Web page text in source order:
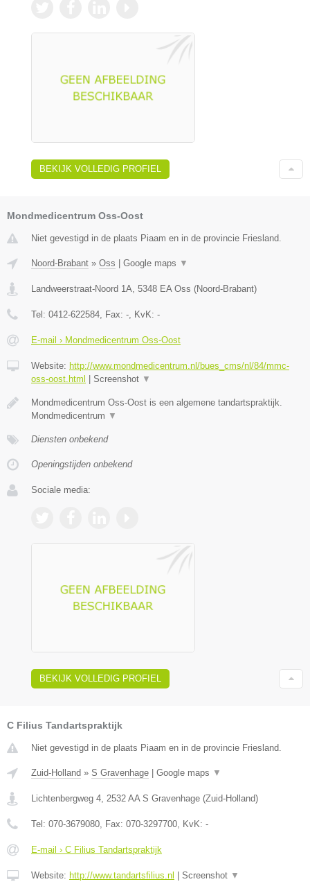
BEKIJK VOLLEDIG PROFIEL
Mondmedicentrum Oss-Oost
Niet gevestigd in de plaats Piaam en in de provincie Friesland.
Noord-Brabant » Oss | Google maps ▼
Landweerstraat-Noord 1A 5348 EA Oss (Noord-Brabant)
Tel: 0412-622584 , Fax: - , KvK: -
E-mail › Mondmedicentrum Oss-Oost
Website: http://www.mondmedicentrum.nl/bues_cms/nl/84/mmc-
oss-oost.html | Screenshot ▼
Mondmedicentrum Oss-Oost is een algemene tandartspraktijk.
Mondmedicentrum ▼
Diensten onbekend
Openingstijden onbekend
Sociale media:
BEKIJK VOLLEDIG PROFIEL
C Filius Tandartspraktijk
Niet gevestigd in de plaats Piaam en in de provincie Friesland.
Zuid-Holland » S Gravenhage Google maps ▼
Lichtenbergweg 4, 2532 AA S Gravenhage (Zuid-Holland)
Tel: 070-3679080, Fax: 070-3297700, KvK: -
E-mail › C Filius Tandartspraktijk
Website: http://www.tandartsfilius.nl Screenshot ▼